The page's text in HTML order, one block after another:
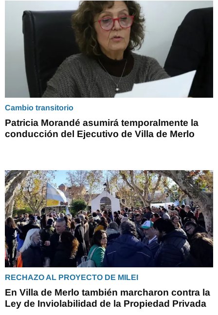
Cambio transitorio
Patricia Morandé asumirá temporalmente la
conducción del Ejecutivo de Villa de Merlo
RECHAZO AL PROYECTO DE MILEI
En Villa de Merlo también marcharon contra la
Ley de Inviolabilidad de la Propiedad Privada